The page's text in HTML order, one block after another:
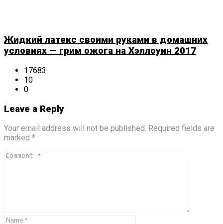
Жидкий латекс своими руками в домашних
условиях — грим ожога на Хэллоуин 2017
17683
10
0
Leave a Reply
Your email address will not be published. Required fields are
marked *